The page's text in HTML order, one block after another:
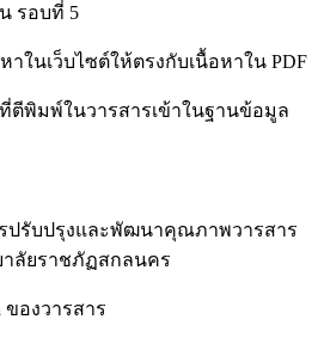
น รอบที่ 5
นเว็บไซต์ให้ตรงกับเนื้อหาใน PDF
มพ์ในวารสารเข้าในฐานข้อมูล
บปรุงและพัฒนาคุณภาพวารสาร
าลัยราชภัฏสกลนคร
องวารสาร